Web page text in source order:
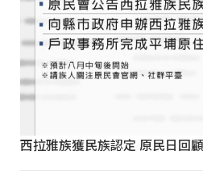
西拉雅族獲民族認定 原民日回